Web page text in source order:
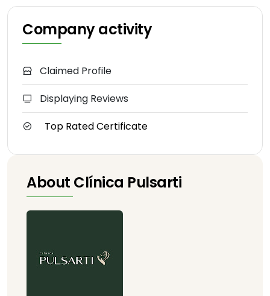
Company activity
Claimed Profile
Displaying Reviews
Top Rated Certificate
About Clínica Pulsarti